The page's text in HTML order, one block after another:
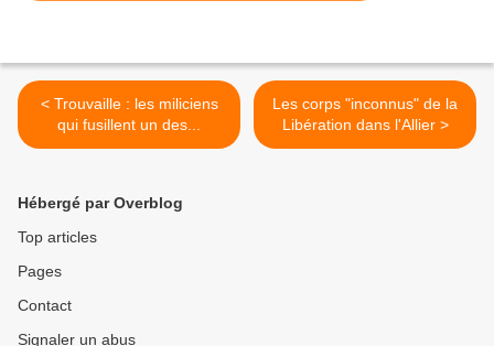
< Trouvaille : les miliciens
qui fusillent un des...
Les corps "inconnus" de la
Libération dans l'Allier >
Hébergé par Overblog
Top articles
Pages
Contact
Signaler un abus